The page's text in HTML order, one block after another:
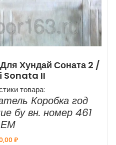
Хундай Соната 2 /
Sonata II
товара:
Коробка год
бу вн. номер 461
₽